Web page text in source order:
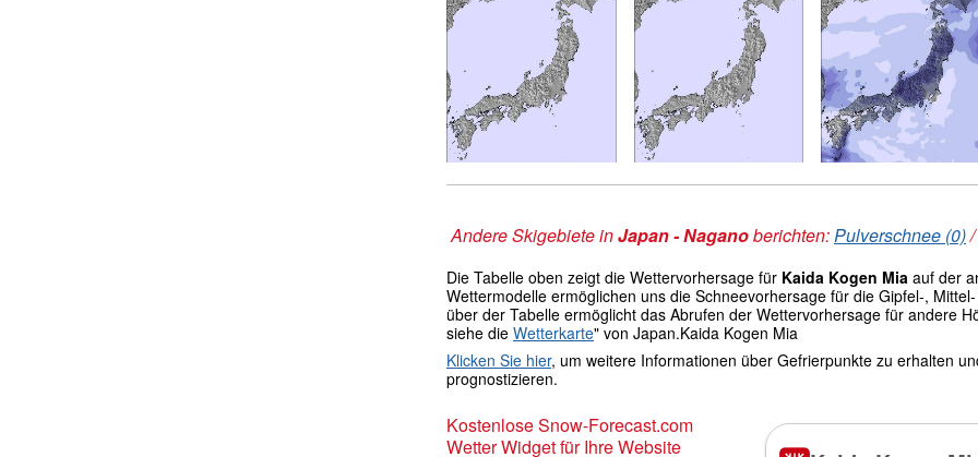
Andere Skigebiete inJapan - Naganoberichten:Pulverschnee (0)/
Die Tabelle oben zeigt die Wettervorhersage für Kaida Kogen Mia auf der
Wettermodelle ermöglichen uns die Schneevorhersage für die Gipfel-,
über der Tabelle ermöglicht das Abrufen der Wettervorhersage für andere
siehe die Wetterkarte" von Japan.Kaida Kogen Mia
Klicken Sie hier, um weitere Informationen über Gefrierpunkte zu erhalten
prognostizieren.
Kostenlose Snow-Forecast.com
Wetter Widget für Ihre Website